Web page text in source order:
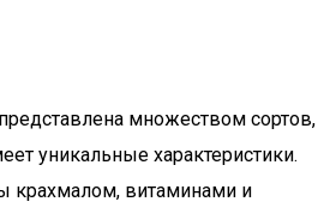
множеством сортов,
уникальные характеристики.
крахмалом, витаминами и